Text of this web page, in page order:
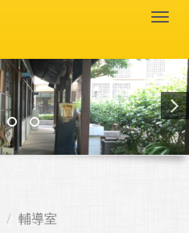
輔導室